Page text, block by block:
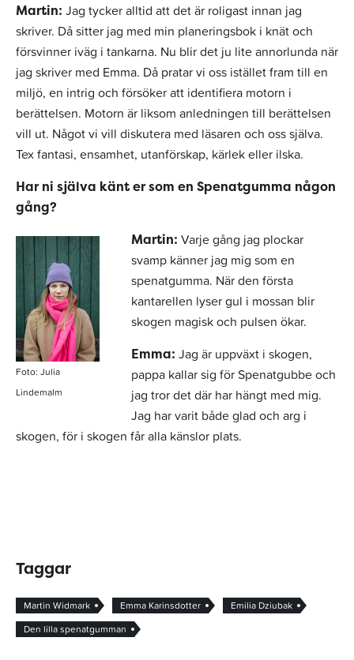
Martin: Jag tycker alltid att det är roligast innan jag
skriver. Då sitter jag med min planeringsbok i knät och
försvinner iväg i tankarna. Nu blir det ju lite annorlunda när
jag skriver med Emma. Då pratar vi oss istället fram till en
miljö, en intrig och försöker att identifiera motorn i
berättelsen. Motorn är liksom anledningen till berättelsen
vill ut. Något vi vill diskutera med läsaren och oss själva.
Tex fantasi, ensamhet, utanförskap, kärlek eller ilska.
Har ni själva känt er som en Spenatgumma någon
gång?
Foto: Julia
Lindemalm
Martin: Varje gång jag plockar
svamp känner jag mig som en
spenatgumma. När den första
kantarellen lyser gul i mossan blir
skogen magisk och pulsen ökar.
Emma: Jag är uppväxt i skogen,
pappa kallar sig för Spenatgubbe och
jag tror det där har hängt med mig.
Jag har varit både glad och arg i
skogen, för i skogen får alla känslor plats.
Taggar
Martin Widmark Emma Karinsdotter
Emilia Dziubak
Den lilla spenatgumman